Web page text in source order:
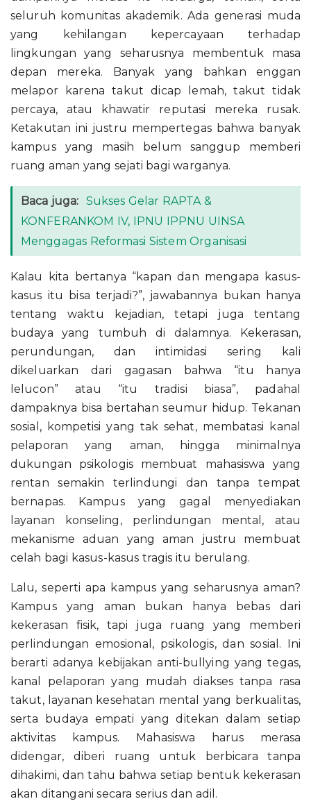
seluruh komunitas akademik. Ada generasi muda
yang kehilangan kepercayaan terhadap
lingkungan yang seharusnya membentuk masa
depan mereka. Banyak yang bahkan enggan
melapor karena takut dicap lemah, takut tidak
percaya, atau khawatir reputasi mereka rusak.
Ketakutan ini justru mempertegas bahwa banyak
kampus yang masih belum sanggup memberi
ruang aman yang sejati bagi warganya.
Baca juga: Sukses Gelar RAPTA &
KONFERANKOM IV, IPNU IPPNU UINSA
Menggagas Reformasi Sistem Organisasi
Kalau kita bertanya “kapan dan mengapa kasus-
kasus itu bisa terjadi?”, jawabannya bukan hanya
tentang waktu kejadian, tetapi juga tentang
budaya yang tumbuh di dalamnya. Kekerasan,
perundungan, dan intimidasi sering kali
dikeluarkan dari gagasan bahwa “itu hanya
lelucon” atau “itu tradisi biasa”, padahal
dampaknya bisa bertahan seumur hidup. Tekanan
sosial, kompetisi yang tak sehat, membatasi kanal
pelaporan yang aman, hingga minimalnya
dukungan psikologis membuat mahasiswa yang
rentan semakin terlindungi dan tanpa tempat
bernapas. Kampus yang gagal menyediakan
layanan konseling, perlindungan mental, atau
mekanisme aduan yang aman justru membuat
celah bagi kasus-kasus tragis itu berulang.
Lalu, seperti apa kampus yang seharusnya aman?
Kampus yang aman bukan hanya bebas dari
kekerasan fisik, tapi juga ruang yang memberi
perlindungan emosional, psikologis, dan sosial. Ini
berarti adanya kebijakan anti-bullying yang tegas,
kanal pelaporan yang mudah diakses tanpa rasa
takut, layanan kesehatan mental yang berkualitas,
serta budaya empati yang ditekan dalam setiap
aktivitas kampus. Mahasiswa harus merasa
didengar, diberi ruang untuk berbicara tanpa
dihakimi, dan tahu bahwa setiap bentuk kekerasan
akan ditangani secara serius dan adil.